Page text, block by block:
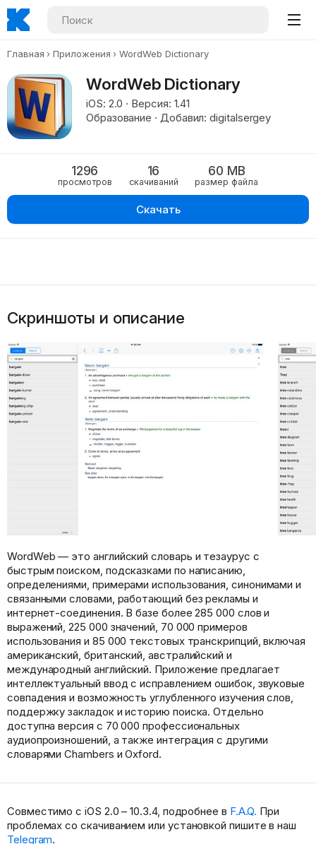
Главная Приложения WordWeb Dictionary
WordWeb Dictionary
iOS: 2.0 · Версия: 1.41
Образование · Добавил: digitalsergey
1296
просмотров
16
скачиваний
60 MB
размер файла
Скачать
Скриншоты и описание
WordWeb — это английский словарь и тезаурус с
быстрым поиском, подсказками по написанию,
определениями, примерами использования, синонимами и
связанными словами, работающий без рекламы и
интернет-соединения. В базе более 285 000 слов и
выражений, 225 000 значений, 70 000 примеров
использования и 85 000 текстовых транскрипций, включая
американский, британский, австралийский и
международный английский. Приложение предлагает
интеллектуальный ввод с исправлением ошибок, звуковые
совпадения и возможность углубленного изучения слов,
поддержку закладок и историю поиска. Отдельно
доступна версия с 70 000 профессиональных
аудиопроизношений, а также интеграция с другими
словарями Chambers и Oxford.
Совместимо с iOS 2.0 – 10.3.4, подробнее в F.A.Q. При
проблемах со скачиванием или установкой пишите в наш
Telegram.